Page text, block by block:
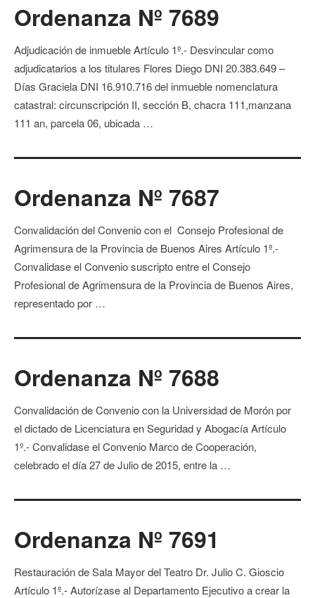
Ordenanza Nº 7689
Adjudicación de inmueble Artículo 1º.- Desvincular como
adjudicatarios a los titulares Flores Diego DNI 20.383.649 –
Días Graciela DNI 16.910.716 del inmueble nomenclatura
catastral: circunscripción II, sección B, chacra 111,manzana
111 an, parcela 06, ubicada …
Ordenanza Nº 7687
Convalidación del Convenio con el Consejo Profesional de
Agrimensura de la Provincia de Buenos Aires Artículo 1º.-
Convalidase el Convenio suscripto entre el Consejo
Profesional de Agrimensura de la Provincia de Buenos Aires,
representado por …
Ordenanza Nº 7688
Convalidación de Convenio con la Universidad de Morón por
el dictado de Licenciatura en Seguridad y Abogacía Artículo
1º.- Convalidase el Convenio Marco de Cooperación,
celebrado el día 27 de Julio de 2015, entre la …
Ordenanza Nº 7691
Restauración de Sala Mayor del Teatro Dr. Julio C. Gioscio
Artículo 1º.- Autorízase al Departamento Ejecutivo a crear la